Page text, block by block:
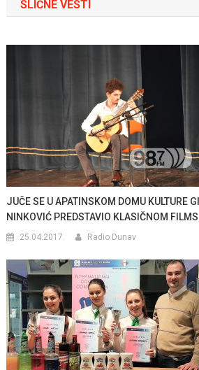
SLIČNE VESTI
JUČE SE U APATINSKOM DOMU KULTURE
NINKOVIĆ PREDSTAVIO KLASIČNOM
25.04.2017. Radio Dunav